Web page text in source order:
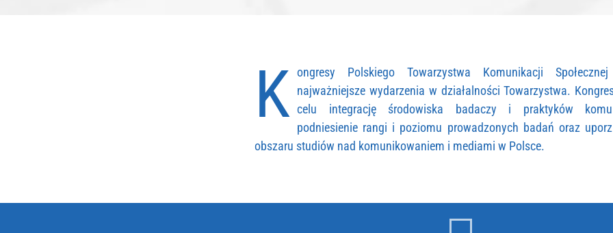
K ongresy Polskiego Towarzystwa Komunikacji
najważniejsze wydarzenia w działalności Towarzystwa.
celu integrację środowiska badaczy i praktyków
podniesienie rangi i poziomu prowadzonych badań oraz
obszaru studiów nad komunikowaniem i mediami w Polsce.